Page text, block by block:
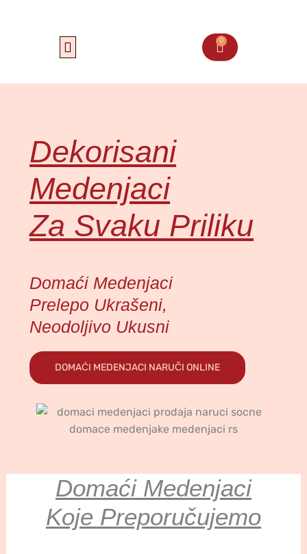
0
Cart
Dekorisani
Medenjaci
Za Svaku Priliku
Domaći Medenjaci
Prelepo Ukrašeni,
Neodoljivo Ukusni
DOMAĆI MEDENJACI NARUČI ONLINE
Domaći Medenjaci
Koje Preporučujemo